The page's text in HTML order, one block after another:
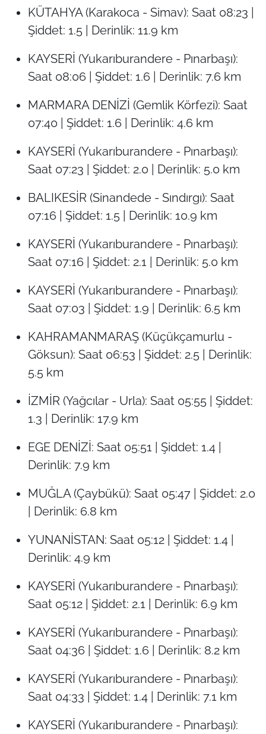
KÜTAHYA (Karakoca - Simav): Saat 08:23 |
Şiddet: 1.5 | Derinlik: 11.9 km
KAYSERİ (Yukarıburandere - Pınarbaşı):
Saat 08:06 | Şiddet: 1.6 | Derinlik: 7.6 km
MARMARA DENİZİ (Gemlik Körfezi): Saat
07:40 | Şiddet: 1.6 | Derinlik: 4.6 km
KAYSERİ (Yukarıburandere - Pınarbaşı):
Saat 07:23 | Şiddet: 2.0 | Derinlik: 5.0 km
BALIKESİR (Sinandede - Sındırgı): Saat
07:16 | Şiddet: 1.5 | Derinlik: 10.9 km
KAYSERİ (Yukarıburandere - Pınarbaşı):
Saat 07:16 | Şiddet: 2.1 | Derinlik: 5.0 km
KAYSERİ (Yukarıburandere - Pınarbaşı):
Saat 07:03 | Şiddet: 1.9 | Derinlik: 6.5 km
KAHRAMANMARAŞ (Küçükçamurlu -
Göksun): Saat 06:53 | Şiddet: 2.5 | Derinlik:
5.5 km
İZMİR (Yağcılar - Urla): Saat 05:55 | Şiddet:
1.3 | Derinlik: 17.9 km
EGE DENİZİ: Saat 05:51 | Şiddet: 1.4 |
Derinlik: 7.9 km
MUĞLA (Çaybükü): Saat 05:47 | Şiddet: 2.0
| Derinlik: 6.8 km
YUNANİSTAN: Saat 05:12 | Şiddet: 1.4 |
Derinlik: 4.9 km
KAYSERİ (Yukarıburandere - Pınarbaşı):
Saat 05:12 | Şiddet: 2.1 | Derinlik: 6.9 km
KAYSERİ (Yukarıburandere - Pınarbaşı):
Saat 04:36 | Şiddet: 1.6 | Derinlik: 8.2 km
KAYSERİ (Yukarıburandere - Pınarbaşı):
Saat 04:33 | Şiddet: 1.4 | Derinlik: 7.1 km
KAYSERİ (Yukarıburandere - Pınarbaşı):